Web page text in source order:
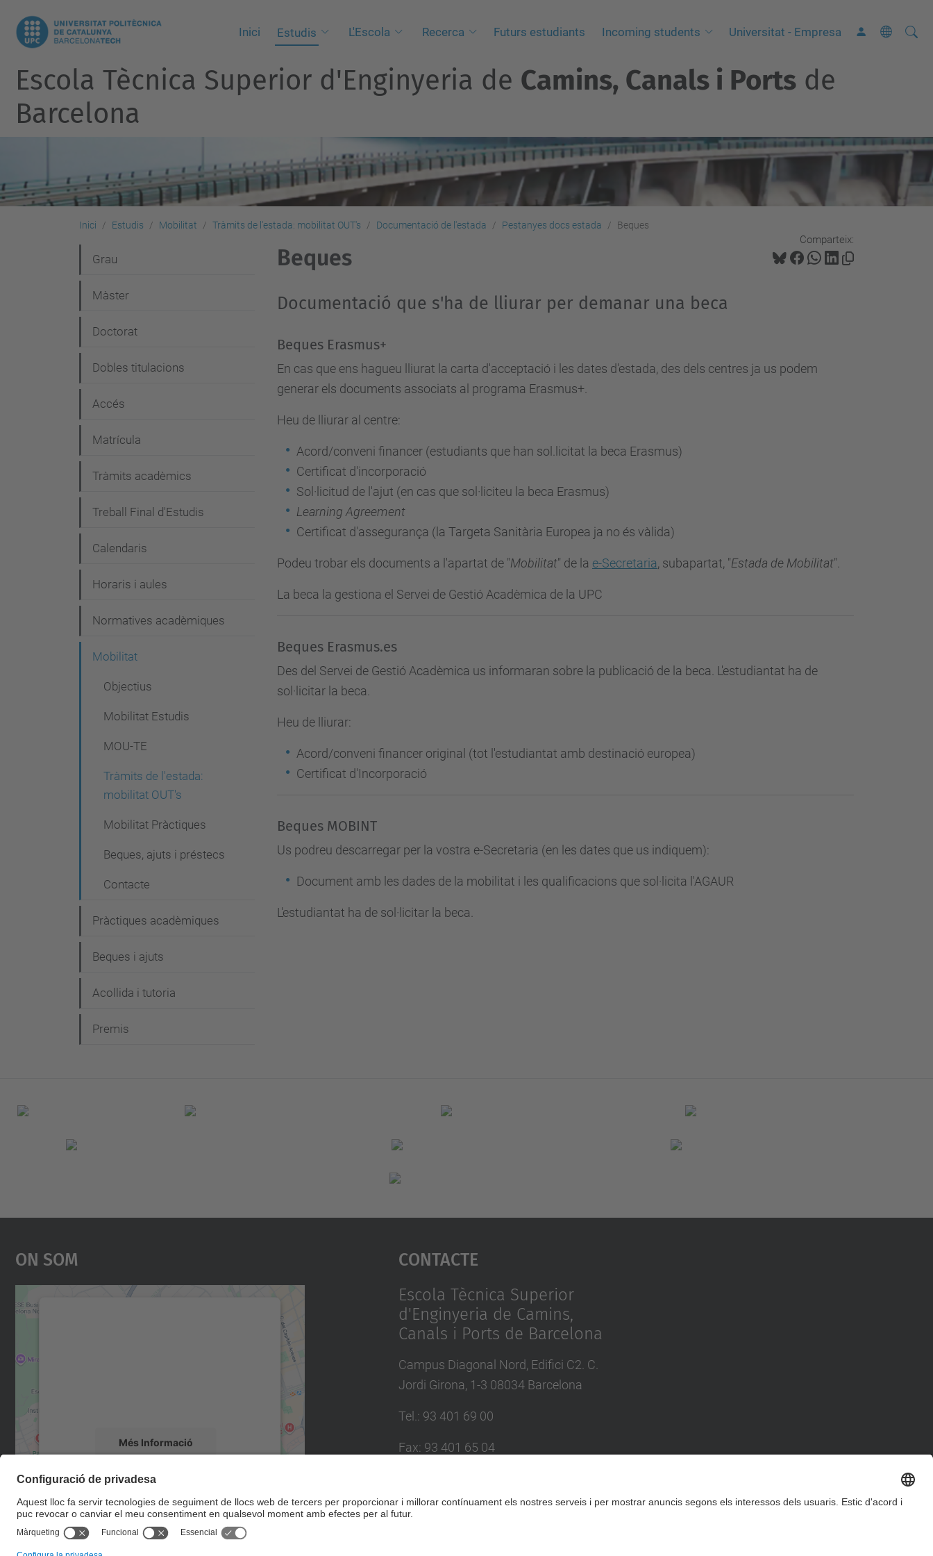
Inici Estudis L'Escola Recerca Futurs estudiants Incoming students Universitat - Empresa Cerca
C
v
a
Escola Tècnica Superior d'Enginyeria de Camins, Canals i Portsde
Barcelona
Inici Estudis Mobilitat Tràmits de l'estada: mobilitat OUT's Documentació de l'estada Pestanyes docs estada Beques
Comparteix:
Beques
Documentació que s'ha de lliurar per demanar una beca
Beques Erasmus+
En cas que ens hagueu lliurat la carta d'acceptació i les dates d'estada, des dels centres ja us podem
generar els documents associats al programa Erasmus+.
Heu de lliurar al centre:
Acord/conveni financer (estudiants que han sol.licitat la beca Erasmus)
Certificat d'incorporació
Sol·licitud de l'ajut (en cas que sol·liciteu la beca Erasmus)
Learning Agreement
Certificat d'assegurança (la Targeta Sanitària Europea ja no és vàlida)
Podeu trobar els documents a l'apartat de "Mobilitat" de la e-Secretaria, subapartat, "Estada de Mobilitat".
La beca la gestiona el Servei de Gestió Acadèmica de la UPC
Beques Erasmus.es
Des del Servei de Gestió Acadèmica us informaran sobre la publicació de la beca. L'estudiantat ha de
sol·licitar la beca.
Heu de lliurar:
Acord/conveni financer original (tot l'estudiantat amb destinació europea)
Certificat d'Incorporació
Beques MOBINT
Us podreu descarregar per la vostra e-Secretaria (en les dates que us indiquem):
Document amb les dades de la mobilitat i les qualificacions que sol·licita l'AGAUR
L'estudiantat ha de sol·licitar la beca.
a
v
g
a
i
ó
Grau
Màster
Doctorat
Dobles titulacions
Accés
Matrícula
Tràmits acadèmics
Treball Final d'Estudis
Calendaris
Horaris i aules
Normatives acadèmiques
Mobilitat
Objectius
Mobilitat Estudis
MOU-TE
Tràmits de l'estada:
mobilitat OUT's
Mobilitat Pràctiques
Beques, ajuts i préstecs
Contacte
Pràctiques acadèmiques
Beques i ajuts
Acollida i tutoria
Premis
On Som
Més Informació
Accepta
powered byUsercentrics Consent
Management Platform
Contacte
Escola Tècnica Superior
d'Enginyeria de Camins,
Canals i Ports de Barcelona
Campus Diagonal Nord, Edifici C2. C.
Jordi Girona, 1-3 08034 Barcelona
Tel.: 93 401 69 00
Fax: 93 401 65 04
Formulari de contacte